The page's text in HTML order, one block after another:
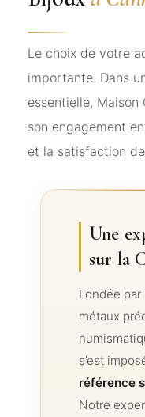
Le choix de votre
importante. Dans
essentielle,
son engagement
et la satisfaction
Une
sur la
Fondée
métaux
s’est
référence
Notre